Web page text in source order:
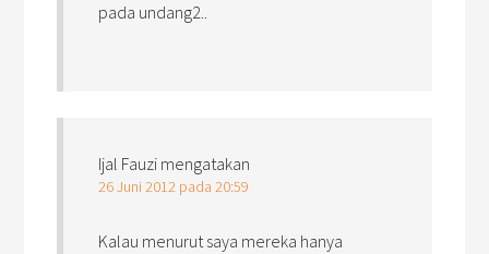
pada undang2..
Ijal Fauzi mengatakan
26 Juni 2012 pada 20:59
Kalau menurut saya mereka hanya